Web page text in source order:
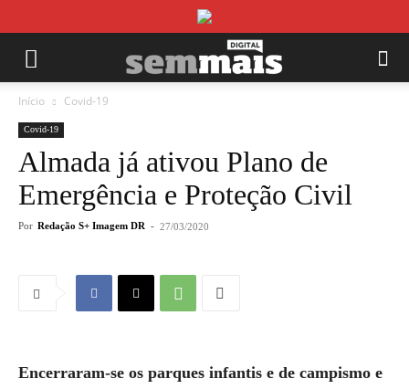
Início Covid-19
Covid-19
Almada já ativou Plano de
Emergência e Proteção Civil
Por Redação S+ Imagem DR - 27/03/2020
Encerraram-se os parques infantis e de campismo e